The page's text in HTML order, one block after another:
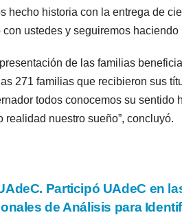
hecho historia con la entrega de
con ustedes y seguiremos
de las familias
271 familias que recibieron sus
todos conocemos su sentido
realidad nuestro sueño”, concluyó.
Participó UAdeC en
de Análisis para